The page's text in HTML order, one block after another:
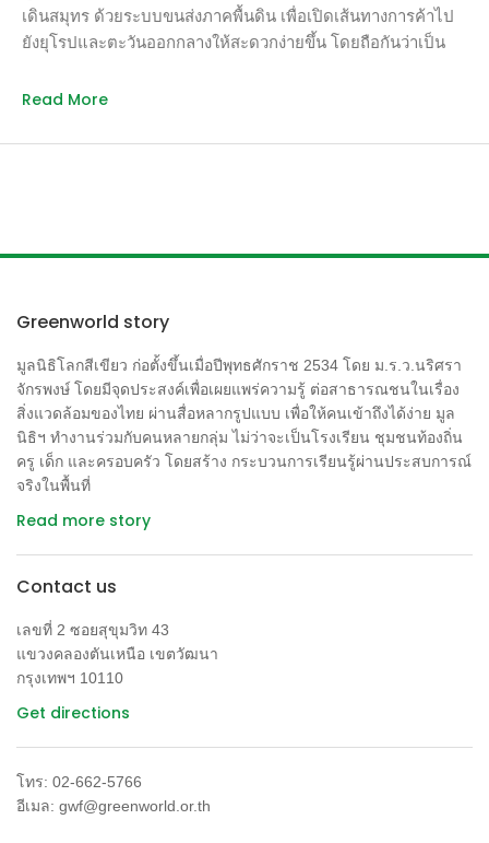
เดินสมุทร ด้วยระบบขนส่งภาคพื้นดิน เพื่อเปิดเส้นทางการค้าไป
ยังยุโรปและตะวันออกกลางให้สะดวกง่ายขึ้น โดยถือกันว่าเป็น
ผู้เขียนขอพูดถึงเฉพาะรางรถไฟสายคุนหมิง-สิงคโปร์ เพราะ
อยู่และเมืองไทยที่ผู้อ่านอยู่อาศัย ต้นปี ค.ศ. 2020 เมื่อการก่อสร้าง
5,500 กิโลเมตรจากประเทศจีนครอบคลุมไปทั่ว จึงทำให้เราๆ
มีสายการบินราคาแบบโลว์คอสต์วิ่งไปมาระหว่างกรุงเทพและ
กัวลาลัมเปอร์นั้น ผู้เขียนมีความจำเป็นต้องย้ายถิ่นฐานขึ้นลงอยู่
สองสามครั้ง ได้อาศัยบริการรถไฟไทยซึ่งวิ่งจากปีนังเข้าไปยัง
กรุงเทพ โดยใช้เวลาในการเดินทางทั้งหมดกว่าหนึ่งวัน เริ่มจาก
การนั่งรถบัสจากกัวลาลัมเปอร์ไปยังสถานีบัตเตอร์เวอร์ธที่ใช้เวลา
ราวๆ 5 ชั่วโมง แล้วจึงจับรถไฟขบวนบ่ายโมง วิ่งแบบนั่งๆ นอนๆ
ไปถึงกรุงเทพตอนใกล้เที่ยงของวันถัดไป ถ้าหากว่าใช้รถไฟ
สายไหมที่กำลังจะเกิดขึ้นนี้ การเดินทางนั้นคงจะลดลงมาเหลือ
Read More
Greenworld story
มูลนิธิโลกสีเขียว ก่อตั้งขึ้นเมื่อปีพุทธศักราช 2534 โดย ม.ร.ว.นริศรา
จักรพงษ์ โดยมีจุดประสงค์เพื่อเผยแพร่ความรู้ ต่อสาธารณชนในเรื่อง
สิ่งแวดล้อมของไทย ผ่านสื่อหลากรูปแบบ เพื่อให้คนเข้าถึงได้ง่าย มูล
นิธิฯ ทำงานร่วมกับคนหลายกลุ่ม ไม่ว่าจะเป็นโรงเรียน ชุมชนท้องถิ่น
ครู เด็ก และครอบครัว โดยสร้าง กระบวนการเรียนรู้ผ่านประสบการณ์
จริงในพื้นที่
Read more story
Contact us
เลขที่ 2 ซอยสุขุมวิท 43
แขวงคลองตันเหนือ เขตวัฒนา
กรุงเทพฯ 10110
Get directions
โทร: 02-662-5766
อีเมล: gwf@greenworld.or.th